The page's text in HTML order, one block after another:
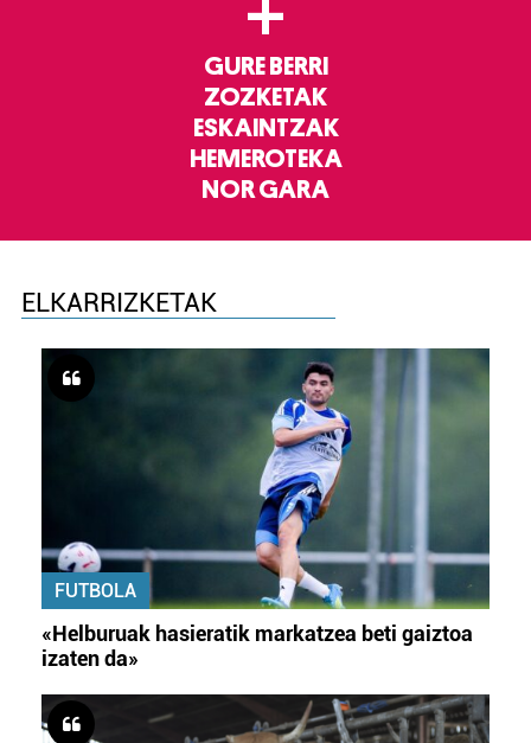
+
GURE BERRI
ZOZKETAK
ESKAINTZAK
HEMEROTEKA
NOR GARA
ELKARRIZKETAK
FUTBOLA
«Helburuak hasieratik markatzea beti gaiztoa
izaten da»